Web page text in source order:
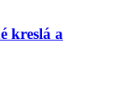
kreslá a